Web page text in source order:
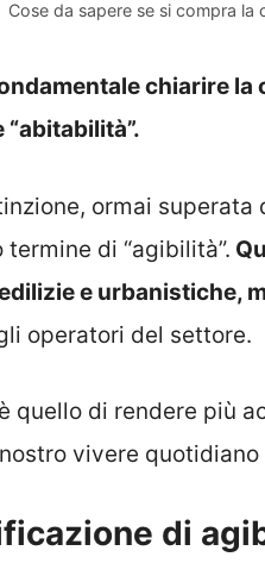
Cose da sapere se si compra
chiarire
“abitabilità”.
ormai superata
di “agibilità”.
e urbanistiche,
operatori del settore.
quello di rendere più
vivere
di